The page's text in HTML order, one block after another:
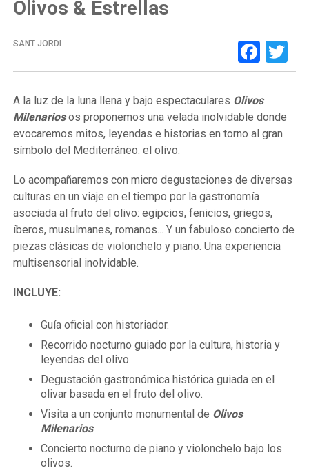
Olivos & Estrellas
SANT JORDI
A la luz de la luna llena y bajo espectaculares Olivos
Milenariosos proponemos una velada inolvidable donde
evocaremos mitos, leyendas e historias en torno al gran
símbolo del Mediterráneo: el olivo.
Lo acompañaremos con micro degustaciones de diversas
culturas en un viaje en el tiempo por la gastronomía
asociada al fruto del olivo: egipcios, fenicios, griegos,
íberos, musulmanes, romanos... Y un fabuloso concierto de
piezas clásicas de violonchelo y piano. Una experiencia
multisensorial inolvidable.
INCLUYE:
Guía oficial con historiador.
Recorrido nocturno guiado por la cultura, historia y
leyendas del olivo.
Degustación gastronómica histórica guiada en el
olivar basada en el fruto del olivo.
Visita a un conjunto monumental de Olivos
Milenarios.
Concierto nocturno de piano y violonchelo bajo los
olivos.